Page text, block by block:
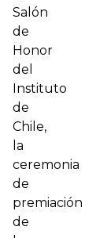
Salón
de
Honor
del
Instituto
de
Chile,
la
ceremonia
de
premiación
de